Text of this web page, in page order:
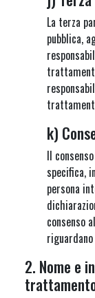
La terza
pubblica,
k)
Il
specifica,
persona
consenso
2. Nome e